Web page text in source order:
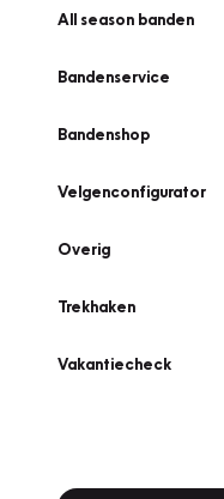
All season banden
Bandenservice
Bandenshop
Velgenconfigurator
Overig
Trekhaken
Vakantiecheck